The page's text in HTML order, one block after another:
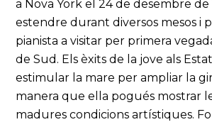
a Nova York el 24 de desembre de
estendre durant diversos mesos i
pianista a visitar per primera
de Sud. Els èxits de la jove als
estimular la mare per ampliar la
manera que ella pogués mostrar
madures condicions artístiques.